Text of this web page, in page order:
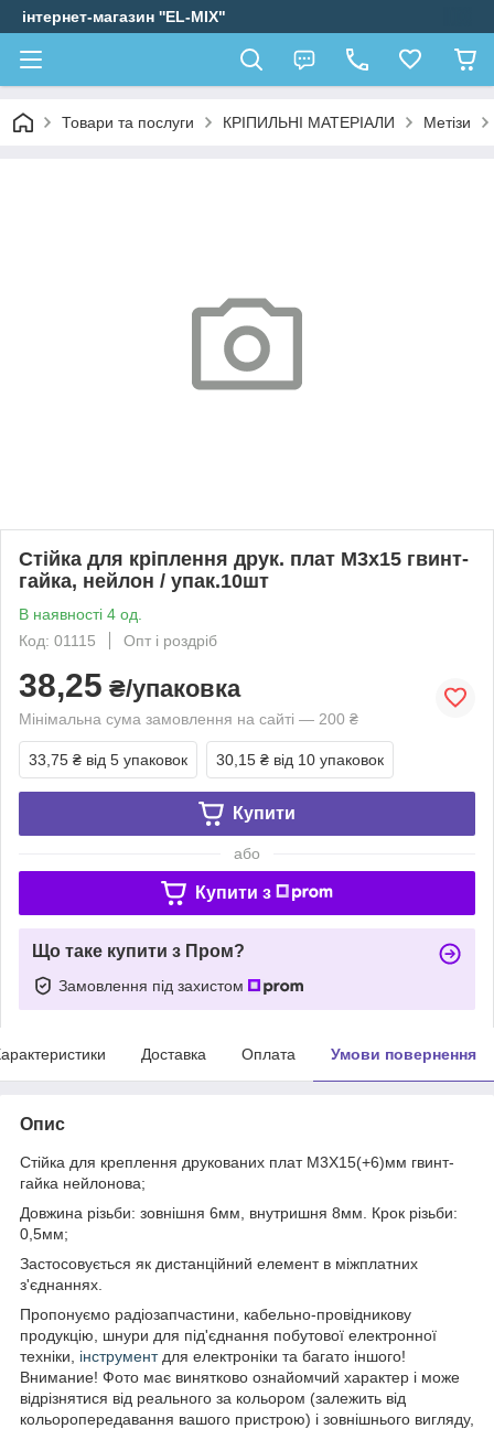
інтернет-магазин ''EL-MIX"
Товари та послуги КРІПИЛЬНІ МАТЕРІАЛИ Метізи
Стійка для кріплення друк. плат М3х15 гвинт-
гайка, нейлон / упак.10шт
В наявності 4 од.
Код: 01115
Опт і роздріб
38,25 ₴/упаковка
Мінімальна сума замовлення на сайті — 200 ₴
33,75 ₴ від 5 упаковок 30,15 ₴ від 10 упаковок
Купити
або
Купити з
Що таке купити з Пром?
Замовлення під захистом
Доставка Оплата Умови повернення
Опис
Стійка для креплення друкованих плат М3Х15(+6)мм гвинт-
гайка нейлонова;
Довжина різьби: зовнішня 6мм, внутришня 8мм. Крок різьби:
0,5мм;
Застосовується як дистанційний елемент в міжплатних
з'єднаннях.
Пропонуємо радіозапчастини, кабельно-провідникову
продукцію, шнури для під'єднання побутової електронної
техніки, інструментдля електроніки та багато іншого!
Внимание! Фото має винятково ознайомчий характер і може
відрізнятися від реального за кольором (залежить від
кольоропередавання вашого пристрою) і зовнішнього вигляду,